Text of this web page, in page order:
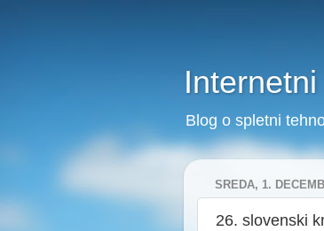
Blog o spletni
SREDA, 1.
26. slovenski